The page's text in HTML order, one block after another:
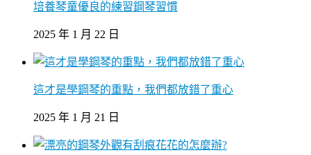
培養琴童優良的練習鋼琴習慣
2025 年 1 月 22 日
這才是學鋼琴的重點，我們都放錯了重心
2025 年 1 月 21 日